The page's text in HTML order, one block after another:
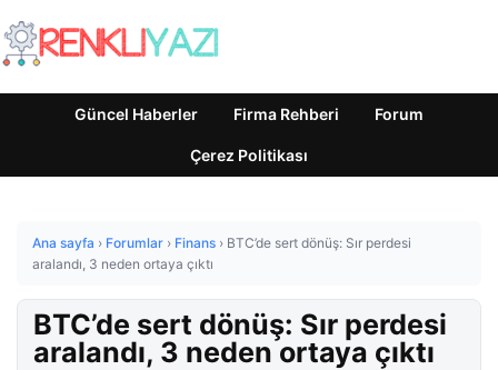
Güncel Haberler Firma Rehberi Forum
Çerez Politikası
Ana sayfa › Forumlar › Finans › BTC’de sert dönüş: Sır perdesi
aralandı, 3 neden ortaya çıktı
BTC’de sert dönüş: Sır perdesi
aralandı, 3 neden ortaya çıktı